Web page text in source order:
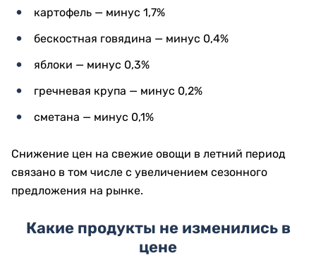
картофель — минус 1,7%
бескостная говядина — минус 0,4%
яблоки — минус 0,3%
гречневая крупа — минус 0,2%
сметана — минус 0,1%
Снижение цен на свежие овощи в летний период
связано в том числе с увеличением сезонного
предложения на рынке.
Какие продукты не изменились в
цене